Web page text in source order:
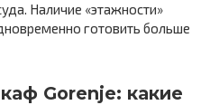
Наличие «этажности»
готовить больше
Gorenje: какие